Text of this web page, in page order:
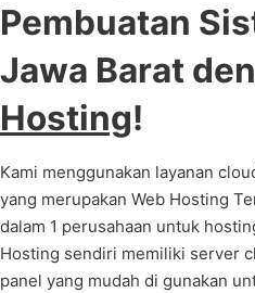
Pembuatan
Jawa Barat
Hosting!
Kami menggunakan layanan
yang merupakan Web Hosting
dalam 1 perusahaan untuk
Hosting sendiri memiliki server
panel yang mudah di gunakan